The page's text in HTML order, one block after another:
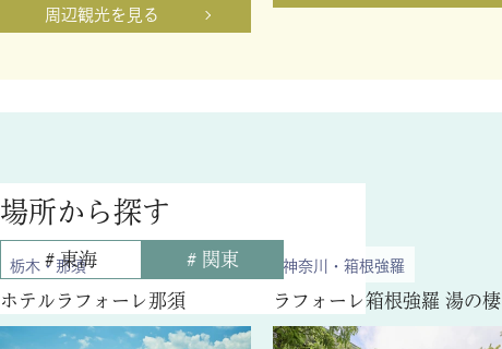
周辺観光を見る
場所から探す
# 東海 # 関東
東
栃⽊・那須
ホテルラフォーレ那須
神奈川・箱根強羅
ラフォーレ箱根強羅 湯の棲